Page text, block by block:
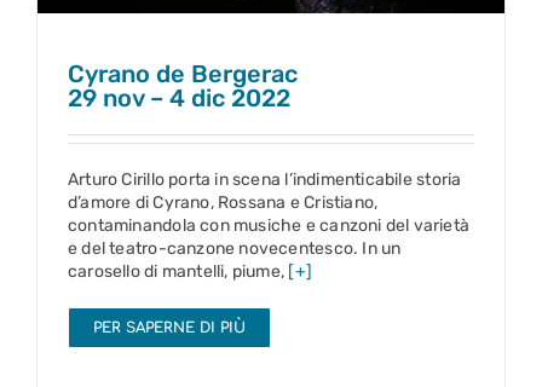
Cyrano de Bergerac
29 nov – 4 dic 2022
Arturo Cirillo porta in scena l’indimenticabile storia
d’amore di Cyrano, Rossana e Cristiano,
contaminandola con musiche e canzoni del varietà
e del teatro-canzone novecentesco. In un
carosello di mantelli, piume, [+]
PER SAPERNE DI PIÙ